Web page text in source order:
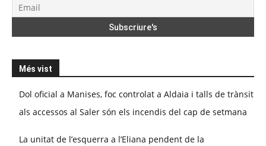
Més vist
Dol oficial a Manises, foc controlat a Aldaia i talls de trànsit
als accessos al Saler són els incendis del cap de setmana
La unitat de l’esquerra a l’Eliana pendent de la